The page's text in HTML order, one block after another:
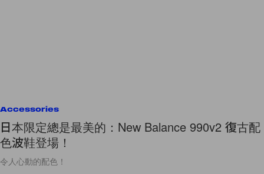
日本限定總是最美的：New Balance 990v2 復古配
色波鞋登場！
令人心動的配色！
ByCindy Chim/2021年10月20日